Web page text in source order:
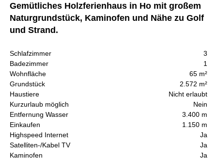
Gemütliches Holzferienhaus in Ho mit großem
Naturgrundstück, Kaminofen und Nähe zu Golf
und Strand.
Schlafzimmer
3
Badezimmer
1
Wohnfläche
65 m²
Grundstück
2.572 m²
Haustiere
Nicht erlaubt
Kurzurlaub möglich
Nein
Entfernung Wasser
3.400 m
Einkaufen
1.150 m
Highspeed Internet
Ja
Satelliten-/Kabel TV
Ja
Kaminofen
Ja